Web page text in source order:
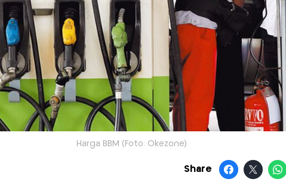
Harga BBM (Foto: Okezone)
Share